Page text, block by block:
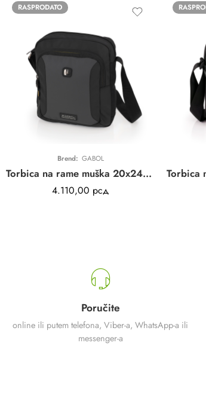
RASPRODATO
Brend: GABOL
Torbica na rame muška 20x24x8 cm Saturno
4.110,00 рсд
Poručite
online ili putem telefona, Viber-a, WhatsApp-a ili
messenger-a